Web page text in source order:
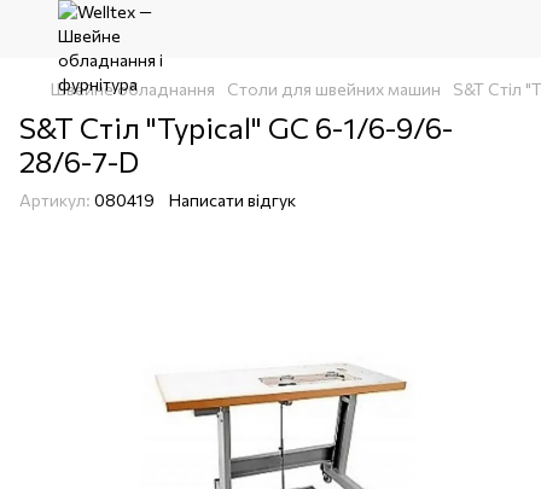
Швейне обладнання Столи для швейних машин S&T Стіл
S&T Стіл "Typical" GC 6-1/6-9/6-
28/6-7-D
Артикул: 080419 Написати відгук